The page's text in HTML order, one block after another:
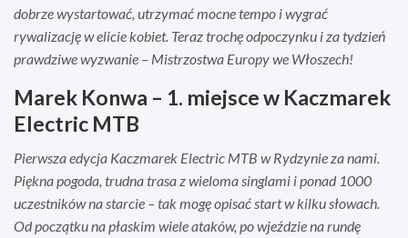
dobrze wystartować, utrzymać mocne tempo i wygrać
rywalizację w elicie kobiet. Teraz trochę odpoczynku i za tydzień
prawdziwe wyzwanie – Mistrzostwa Europy we Włoszech!
Marek Konwa – 1. miejsce w Kaczmarek
Electric MTB
Pierwsza edycja Kaczmarek Electric MTB w Rydzynie za nami.
Piękna pogoda, trudna trasa z wieloma singlami i ponad 1000
uczestników na starcie – tak mogę opisać start w kilku słowach.
Od początku na płaskim wiele ataków, po wjeździe na rundę